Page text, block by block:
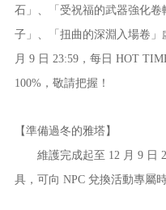
石」、「受祝福的武器強化
子」、「扭曲的深淵入場卷
月 9 日 23:59，每日 HOT
100%，敬請把握！
【準備過冬的雅塔】
維護完成起至 12 月 9 日
具，可向 NPC 兌換活動專屬